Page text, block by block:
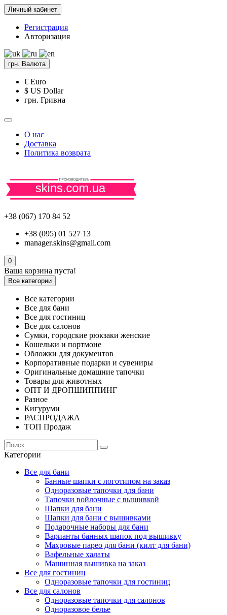
Личный кабинет
Регистрация
Авторизация
грн. Валюта
€ Euro
$ US Dollar
грн. Гривна
О нас
Доставка
Политика возврата
+38 (067) 170 84 52
+38 (095) 01 527 13
manager.skins@gmail.com
0
Ваша корзина пуста!
Все категории
Все категории
Все для бани
Все для гостиниц
Все для салонов
Сумки, городские рюкзаки женские
Кошельки и портмоне
Обложки для документов
Корпоративные подарки и сувениры
Оригинальные домашние тапочки
Товары для животных
ОПТ И ДРОПШИППИНГ
Разное
Кигуруми
РАСПРОДАЖА
ТОП Продаж
Категории
Все для бани
Банные шапки с логотипом на заказ
Одноразовые тапочки для бани
Тапочки войлочные с вышивкой
Шапки для бани
Шапки для бани с вышивками
Подарочные наборы для бани
Варианты банных шапок под вышивку
Махровые парео для бани (килт для бани)
Вафельные халаты
Машинная вышивка на заказ
Все для гостиниц
Одноразовые тапочки для гостиниц
Все для салонов
Одноразовые тапочки для салонов
Одноразовое белье